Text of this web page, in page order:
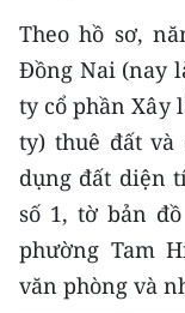
RADIO
MEDIA CENTER
E-Magazine
Video
Media Chính trị
Theo hồ sơ,
Đồng Nai (nay
ty cổ phần Xây
ty) thuê đất và
dụng đất diện
số 1, tờ bản
phường Tam
văn phòng và